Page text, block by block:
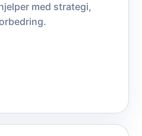
med strategi,